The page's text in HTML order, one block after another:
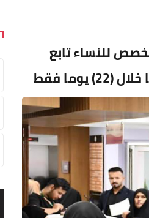
للنساء تابع